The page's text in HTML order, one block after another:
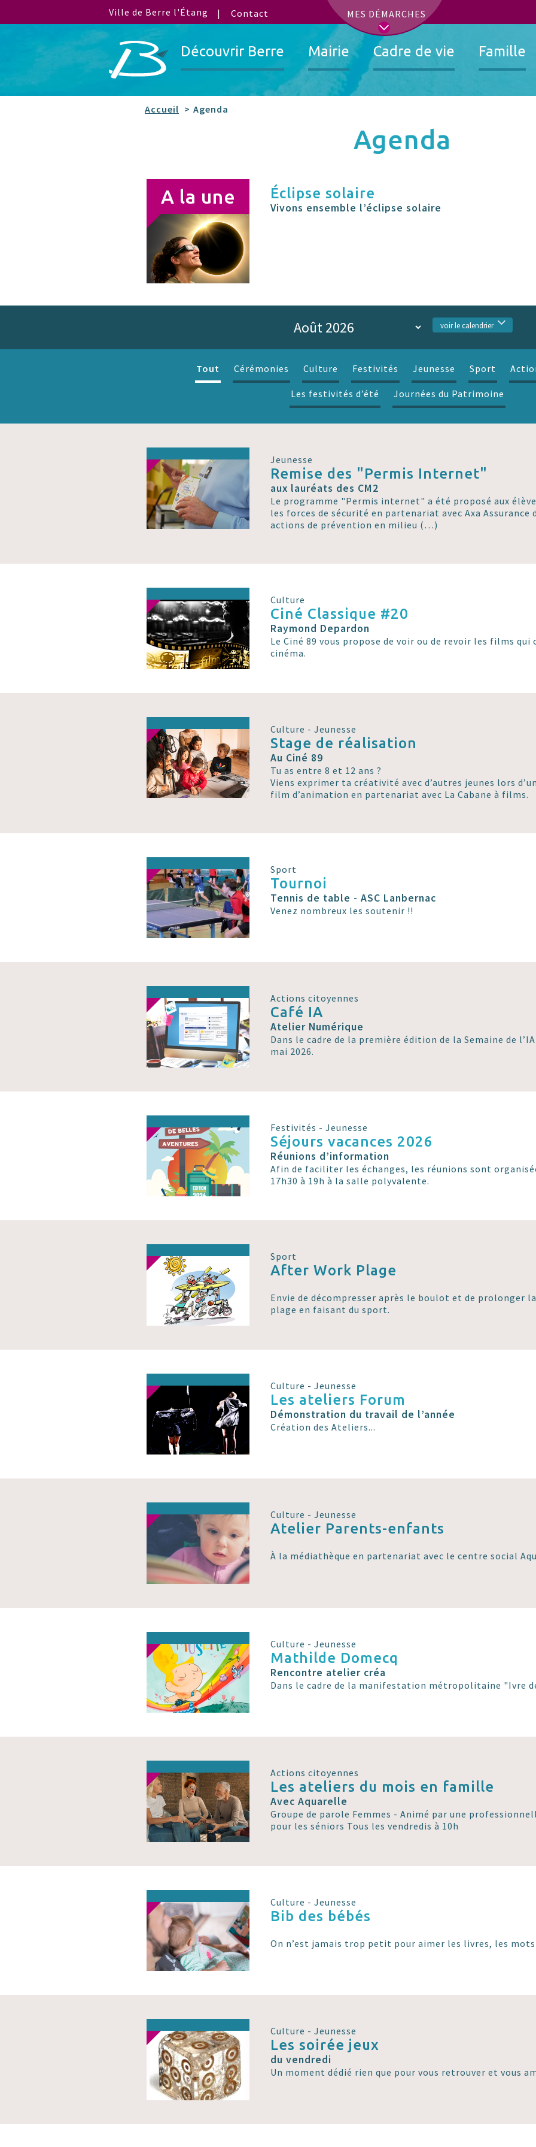
Ville de Berre l'Étang MES DÉMARCHES
Contact
Découvrir Berre Mairie Cadre de vie Famille
Accueil Agenda
Agenda
A la une Éclipse solaire
Vivons ensemble l’éclipse solaire
voir le calendrier
Tout Cérémonies Culture Festivités Jeunesse Sport
Les festivités d’été Journées du Patrimoine
Jeunesse
Remise des "Permis Internet"
aux lauréats des CM2
Le programme "Permis internet" a été proposé aux
les forces de sécurité en partenariat avec Axa Assurance
actions de prévention en milieu (…)
Culture
Ciné Classique #20
Raymond Depardon
Le Ciné 89 vous propose de voir ou de revoir les films
cinéma.
Culture - Jeunesse
Stage de réalisation
Au Ciné 89
Tu as entre 8 et 12 ans ?
Viens exprimer ta créativité avec d’autres jeunes lors
film d’animation en partenariat avec La Cabane à films.
Sport
Tournoi
Tennis de table - ASC Lanbernac
Venez nombreux les soutenir !!
Actions citoyennes
Café IA
Atelier Numérique
Dans le cadre de la première édition de la Semaine de
mai 2026.
Festivités - Jeunesse
Séjours vacances 2026
Réunions d’information
Afin de faciliter les échanges, les réunions sont
17h30 à 19h à la salle polyvalente.
Sport
After Work Plage
Envie de décompresser après le boulot et de prolonger
plage en faisant du sport.
Culture - Jeunesse
Les ateliers Forum
Démonstration du travail de l’année
Création des Ateliers...
Culture - Jeunesse
Atelier Parents-enfants
À la médiathèque en partenariat avec le centre social
Culture - Jeunesse
Mathilde Domecq
Rencontre atelier créa
Dans le cadre de la manifestation métropolitaine "Ivre
Actions citoyennes
Les ateliers du mois en famille
Avec Aquarelle
Groupe de parole Femmes - Animé par une
pour les séniors Tous les vendredis à 10h
Culture - Jeunesse
Bib des bébés
On n’est jamais trop petit pour aimer les livres, les
Culture - Jeunesse
Les soirée jeux
du vendredi
Un moment dédié rien que pour vous retrouver et vous